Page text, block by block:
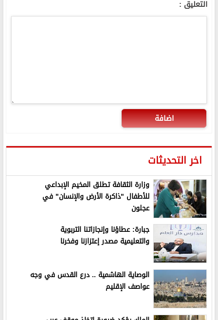
التعليق :
اضافة
اخر التحديثات
وزارة الثقافة تطلق المخيم الإبداعي
للأطفال "ذاكرة الأرض والإنسان" في
عجلون
جبارة: عطاؤنا وإنجازاتنا التربوية
والتعليمية مصدر إعتزازنا وفخرنا
الوصاية الهاشمية .. درع القدس في وجه
عواصف الإقليم